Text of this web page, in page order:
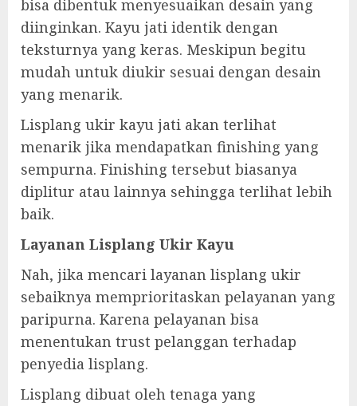
bisa dibentuk menyesuaikan desain yang
diinginkan. Kayu jati identik dengan
teksturnya yang keras. Meskipun begitu
mudah untuk diukir sesuai dengan desain
yang menarik.
Lisplang ukir kayu jati akan terlihat
menarik jika mendapatkan finishing yang
sempurna. Finishing tersebut biasanya
diplitur atau lainnya sehingga terlihat lebih
baik.
Layanan Lisplang Ukir Kayu
Nah, jika mencari layanan lisplang ukir
sebaiknya memprioritaskan pelayanan yang
paripurna. Karena pelayanan bisa
menentukan trust pelanggan terhadap
penyedia lisplang.
Lisplang dibuat oleh tenaga yang